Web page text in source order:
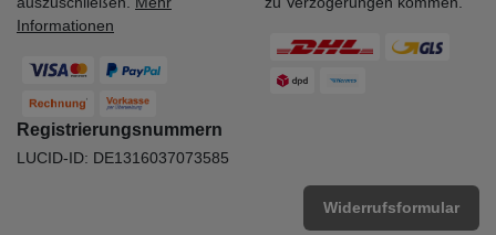
Informationen
Registrierungsnummern
LUCID-ID: DE1316037073585
Widerrufsformular